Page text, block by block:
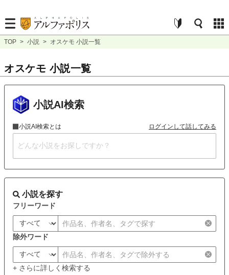
TOP > 小説 > オスケモ 小説一覧
オスケモ 小説一覧
小説AI検索
小説AI検索とは ログインして話してみる
小説を探す
フリーワード
除外ワード
+ さらに詳しく検索する